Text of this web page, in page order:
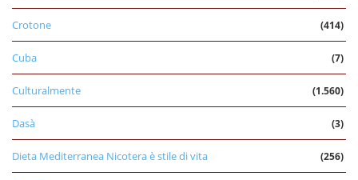
Crotone (414)
Cuba (7)
Culturalmente (1.560)
Dasà (3)
Dieta Mediterranea Nicotera è stile di vita (256)